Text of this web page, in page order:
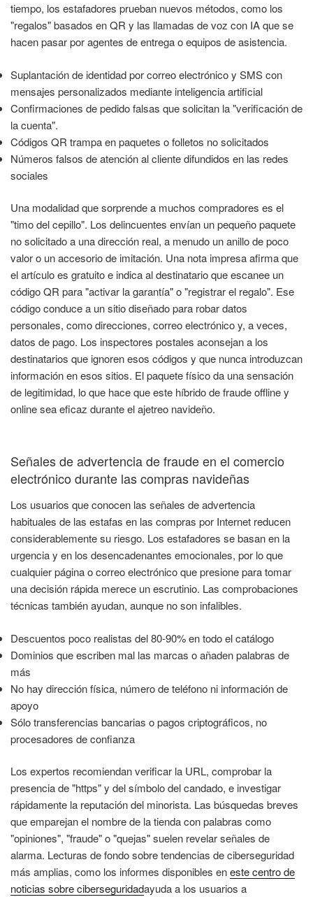
tiempo, los estafadores prueban nuevos métodos, como los
"regalos" basados en QR y las llamadas de voz con IA que se
hacen pasar por agentes de entrega o equipos de asistencia.
Suplantación de identidad por correo electrónico y SMS con
mensajes personalizados mediante inteligencia artificial
Confirmaciones de pedido falsas que solicitan la "verificación de
la cuenta".
Códigos QR trampa en paquetes o folletos no solicitados
Números falsos de atención al cliente difundidos en las redes
sociales
Una modalidad que sorprende a muchos compradores es el
"timo del cepillo". Los delincuentes envían un pequeño paquete
no solicitado a una dirección real, a menudo un anillo de poco
valor o un accesorio de imitación. Una nota impresa afirma que
el artículo es gratuito e indica al destinatario que escanee un
código QR para "activar la garantía" o "registrar el regalo". Ese
código conduce a un sitio diseñado para robar datos
personales, como direcciones, correo electrónico y, a veces,
datos de pago. Los inspectores postales aconsejan a los
destinatarios que ignoren esos códigos y que nunca introduzcan
información en esos sitios. El paquete físico da una sensación
de legitimidad, lo que hace que este híbrido de fraude offline y
online sea eficaz durante el ajetreo navideño.
Señales de advertencia de fraude en el comercio
electrónico durante las compras navideñas
Los usuarios que conocen las señales de advertencia
habituales de las estafas en las compras por Internet reducen
considerablemente su riesgo. Los estafadores se basan en la
urgencia y en los desencadenantes emocionales, por lo que
cualquier página o correo electrónico que presione para tomar
una decisión rápida merece un escrutinio. Las comprobaciones
técnicas también ayudan, aunque no son infalibles.
Descuentos poco realistas del 80-90% en todo el catálogo
Dominios que escriben mal las marcas o añaden palabras de
más
No hay dirección física, número de teléfono ni información de
apoyo
Sólo transferencias bancarias o pagos criptográficos, no
procesadores de confianza
Los expertos recomiendan verificar la URL, comprobar la
presencia de "https" y del símbolo del candado, e investigar
rápidamente la reputación del minorista. Las búsquedas breves
que emparejan el nombre de la tienda con palabras como
"opiniones", "fraude" o "quejas" suelen revelar señales de
alarma. Lecturas de fondo sobre tendencias de ciberseguridad
más amplias, como los informes disponibles eneste centro de
noticias sobre ciberseguridadayuda a los usuarios a